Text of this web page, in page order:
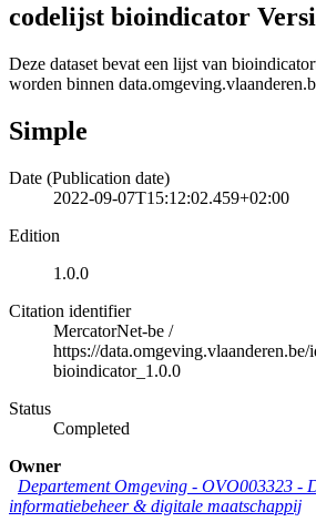
codelijst bioindicator
Deze dataset bevat een lijst van
worden binnen
Simple
Date (Publication date)
2022-09-07T15:12:02.459+02:00
Edition
1.0.0
Citation identifier
MercatorNet-be /
https://data.omgeving.vlaanderen.be/
bioindicator_1.0.0
Status
Completed
Owner
Departement Omgeving - OVO003323 -
informatiebeheer & digitale maatschappij